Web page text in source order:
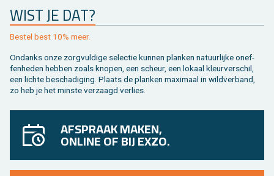
WIST JE DAT?
Be­stel best 10% meer.
On­danks onze zorg­vul­di­ge se­lec­tie kun­nen plan­ken na­tuur­lij­ke on­ef­
fen­he­den heb­ben zoals kno­pen, een scheur, een lo­kaal kleur­ver­schil,
een lich­te be­scha­di­ging. Plaats de plan­ken maxi­maal in wild­ver­band,
zo heb je het min­ste ver­zaagd ver­lies.
AFSPRAAK MAKEN,
ONLINE OF BIJ EXZO.